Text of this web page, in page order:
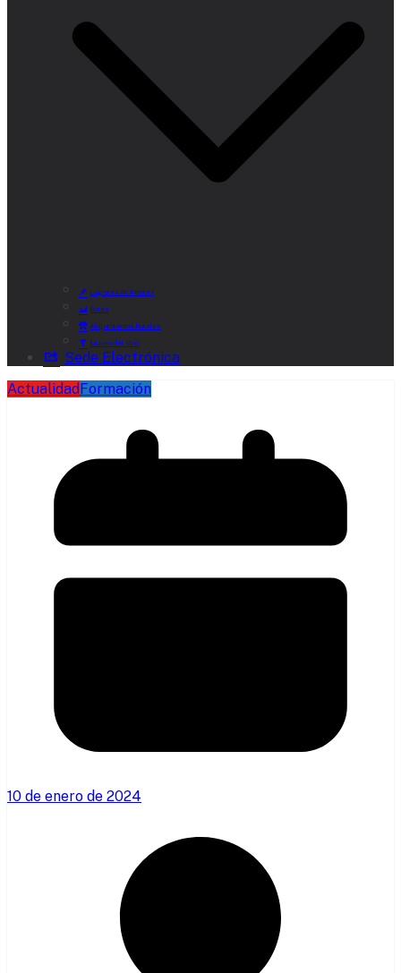
Lugares de Interés
Rutas
Alojamientos Rurales
Museo del Vino
Sede Electrónica
Actualidad Formación
10 de enero de 2024